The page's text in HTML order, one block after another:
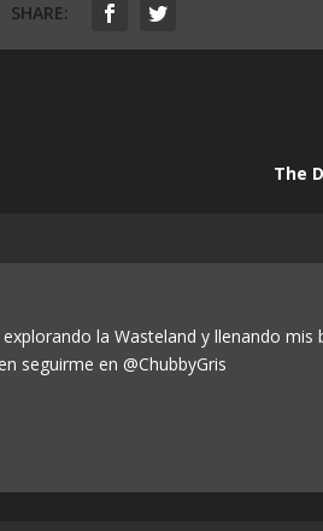
SHARE:
The
la Wasteland y llenando mis
seguirme en @ChubbyGris